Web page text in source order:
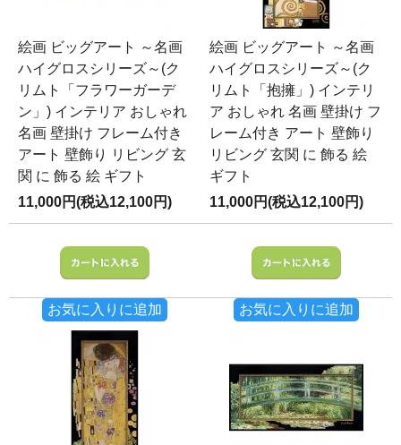
絵画 ビッグアート ～名画
ハイグロスシリーズ～(ク
リムト「フラワーガーデ
ン」) インテリア おしゃれ
名画 壁掛け フレーム付き
アート 壁飾り リビング 玄
関 に 飾る 絵 ギフト
11,000円(税込12,100円)
お気に入りに追加
絵画 ビッグアート ～名画
ハイグロスシリーズ～(ク
リムト「抱擁」) インテリ
ア おしゃれ 名画 壁掛け フ
レーム付き アート 壁飾り
リビング 玄関 に 飾る 絵
ギフト
11,000円(税込12,100円)
お気に入りに追加